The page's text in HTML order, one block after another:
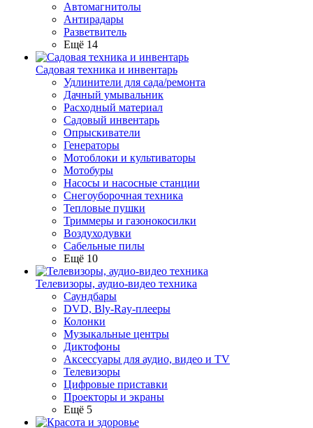
Автомагнитолы
Антирадары
Разветвитель
Ещё 14
Садовая техника и инвентарь
Удлинители для сада/ремонта
Дачный умывальник
Расходный материал
Садовый инвентарь
Опрыскиватели
Генераторы
Мотоблоки и культиваторы
Мотобуры
Насосы и насосные станции
Снегоуборочная техника
Тепловые пушки
Триммеры и газонокосилки
Воздуходувки
Сабельные пилы
Ещё 10
Телевизоры, аудио-видео техника
Саундбары
DVD, Bly-Ray-плееры
Колонки
Музыкальные центры
Диктофоны
Аксессуары для аудио, видео и TV
Телевизоры
Цифровые приставки
Проекторы и экраны
Ещё 5